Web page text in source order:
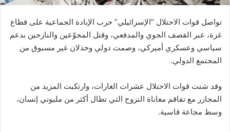
تواصل قوات الاحتلال “الإسرائيلي” حرب الإبادة الجماعية على قطاع
غزة، عبر القصف الجوي والمدفعي، وقتل المجوّعين والنازحين بدعم
سياسي وعسكري أميركي، وصمت دولي وخذلان غير مسبوق من
المجتمع الدولي.
وقد شنت قوات الاحتلال عشرات الغارات، وارتكبت المزيد من
المجازر مع تفاقم معاناة النزوح التي تطال أكثر من مليوني إنسان،
وسط مجاعة قاسية.